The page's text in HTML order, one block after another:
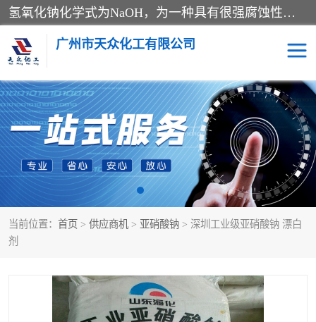
氢氧化钠化学式为NaOH，为一种具有很强腐蚀性的强碱，一般为片状或颗粒形态，易溶于水(溶于水时放热)并形成碱性溶液，另有潮解性，易吸取空气中的水蒸气(潮解)和(变质)。NaOH是化学实验室其中一种必备的化学品，亦为常见的化工品之一。纯品是无色透明的晶体。密度2.130g/cm3。熔点318.4℃。沸点1390℃。工业品含有少量的氯化和碳酸，是白色不透明的晶体。
广州市天众化工有限公司
当前位置： 首页 > 供应商机 > 亚硝酸钠 > 深圳工业级亚硝酸钠 漂白
剂
亚硝酸钠 氢氧化钠
纯碱 硫代硫酸钠
草酸 醋酸钠
聚合氯化铝 焦磷酸二氢二钠
一水葡萄糖